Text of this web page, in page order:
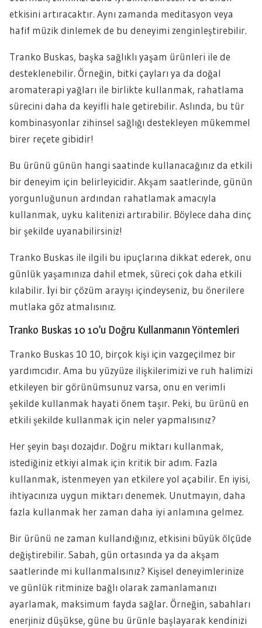
etkisini artıracaktır. Aynı zamanda meditasyon veya
hafif müzik dinlemek de bu deneyimi zenginleştirebilir.
Tranko Buskas, başka sağlıklı yaşam ürünleri ile de
desteklenebilir. Örneğin, bitki çayları ya da doğal
aromaterapi yağları ile birlikte kullanmak, rahatlama
sürecini daha da keyifli hale getirebilir. Aslında, bu tür
kombinasyonlar zihinsel sağlığı destekleyen mükemmel
birer reçete gibidir!
Bu ürünü günün hangi saatinde kullanacağınız da etkili
bir deneyim için belirleyicidir. Akşam saatlerinde, günün
yorgunluğunun ardından rahatlamak amacıyla
kullanmak, uyku kalitenizi artırabilir. Böylece daha dinç
bir şekilde uyanabilirsiniz!
Tranko Buskas ile ilgili bu ipuçlarına dikkat ederek, onu
günlük yaşamınıza dahil etmek, süreci çok daha etkili
kılabilir. İyi bir çözüm arayışı içindeyseniz, bu önerilere
mutlaka göz atmalısınız.
Tranko Buskas 10 10’u Doğru Kullanmanın Yöntemleri
Tranko Buskas 10 10, birçok kişi için vazgeçilmez bir
yardımcıdır. Ama bu yüzyüze ilişkilerimizi ve ruh halimizi
etkileyen bir görünümsunuz varsa, onu en verimli
şekilde kullanmak hayati önem taşır. Peki, bu ürünü en
etkili şekilde kullanmak için neler yapmalısınız?
Her şeyin başı dozajdır. Doğru miktarı kullanmak,
istediğiniz etkiyi almak için kritik bir adım. Fazla
kullanmak, istenmeyen yan etkilere yol açabilir. En iyisi,
ihtiyacınıza uygun miktarı denemek. Unutmayın, daha
fazla kullanmak her zaman daha iyi anlamına gelmez.
Bir ürünü ne zaman kullandığınız, etkisini büyük ölçüde
değiştirebilir. Sabah, gün ortasında ya da akşam
saatlerinde mi kullanmalısınız? Kişisel deneyimlerinize
ve günlük ritminize bağlı olarak zamanlamanızı
ayarlamak, maksimum fayda sağlar. Örneğin, sabahları
enerjiniz düşükse, güne bu ürünle başlayarak kendinizi